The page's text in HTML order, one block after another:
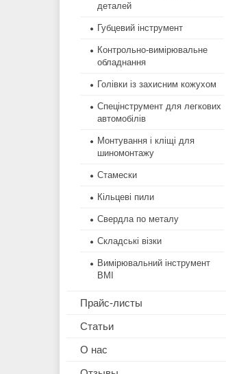
деталей
Губцевий інструмент
Контрольно-вимірювальне
обладнання
Голівки із захисним кожухом
Спецінструмент для легкових
автомобілів
Монтування і кліщі для
шиномонтажу
Стамески
Кільцеві пили
Свердла по металу
Складські візки
Вимірювальний інструмент
BMI
Прайс-листы
Статьи
О нас